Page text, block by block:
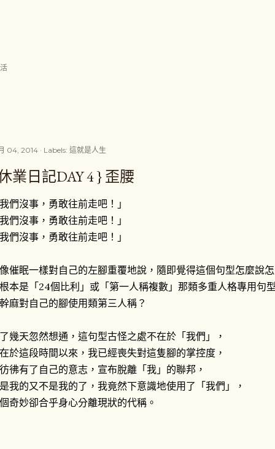
04, 2014 Labels: 這就是人生
業日記DAY 4 } 歪腰
我們沒事，勇敢往前走吧！」
我們沒事，勇敢往前走吧！」
我們沒事，勇敢往前走吧！」
催眠一樣對自己的左腳重覆地說，隨即覺得這個句型怎麼說
本是「24個比利」或「第一人稱複數」那類多重人格專用句
麻對自己的腳使用類第三人稱？
幾天忽然想通，這句型古怪之處不在於「我們」，
於這段時間以來，我已經喪失對這隻腳的掌控度，
彿有了自己的意志，宣布脫離「我」的聯邦，
我的又不是我的了，我竟然下意識地使用了「我們」，
奇妙卻合乎身心分離現狀的代稱。